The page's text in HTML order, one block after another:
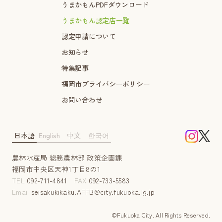
うまかもんPDFダウンロード
うまかもん認定店一覧
認定申請について
お知らせ
特集記事
福岡市プライバシーポリシー
お問い合わせ
農林水産局 総務農林部 政策企画課
福岡市中央区天神1丁目8の1
TEL 092-711-4841 FAX 092-733-5583
Email seisakukikaku.AFFB@city.fukuoka.lg.jp
©Fukuoka City. AII Rights Reserved.
日本語 English 中文 한국어